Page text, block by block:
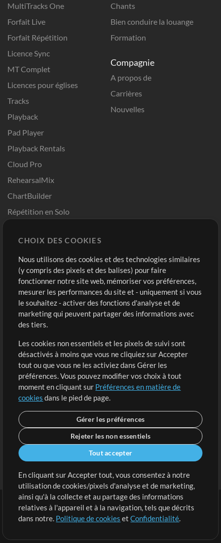
MultiTracks One
Forfait Live
Forfait Répétition
Licence Sync
MT Complet
Licences pour églises
Tracks
Playback
Pad Player
Playback Rentals
Cloud Pro
RehearsalMix
ChartBuilder
Répétition en Solo
Modèles ProPresenter
Sons
Chants
Bien conduire la louange
Formation
Compagnie
A propos de
Carrières
Nouvelles
Boutique
Acheter des crédits
Contenu gratuit
Demander les pistes
Extras
Sessions
Soumettre votre contenu
Listes de lecture
Conférence MT
Compte
Connexion
S'inscrire
Conditions | Confidentialité |
CHOIX DES COOKIES
Nous utilisons des cookies et des technologies similaires
(y compris des pixels et des balises) pour faire
fonctionner notre site web, mémoriser vos préférences,
mesurer les performances du site et - uniquement si vous
le souhaitez - activer des fonctions d'analyse et de
marketing qui peuvent partager des informations avec
des tiers.
Les cookies non essentiels et les pixels de suivi sont
désactivés à moins que vous ne cliquiez sur Accepter
tout ou que vous ne les activiez dans Gérer les
préférences. Vous pouvez modifier vos choix à tout
moment en cliquant sur Préférences en matière de
cookies dans le pied de page.
Gérer les préférences
Rejeter les non essentiels
Tout accepter
En cliquant sur Accepter tout, vous consentez à notre
utilisation de cookies/pixels d'analyse et de marketing,
ainsi qu'à la collecte et au partage des informations
relatives à l'appareil et à la navigation, tels que décrits
dans notre. Politique de cookies etConfidentialité.